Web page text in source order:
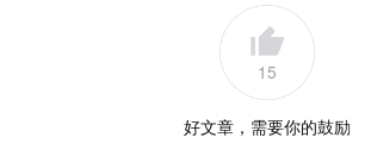
15
好文章，需要你的鼓励